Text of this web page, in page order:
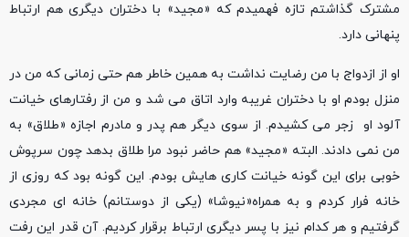
مشترک گذاشتم تازه فهمیدم که «مجید» با دختران دیگری هم ارتباط
پنهانی دارد.
او از ازدواج با من رضایت نداشت به همین خاطر هم حتی زمانی که من در
منزل بودم او با دختران غریبه وارد اتاق می شد و من از رفتارهای خیانت
آلود او زجر می کشیدم. از سوی دیگر هم پدر و مادرم اجازه «طلاق» به
من نمی دادند. البته «مجید» هم حاضر نبود مرا طلاق بدهد چون سرپوش
خوبی برای این گونه خیانت کاری هایش بودم. این گونه بود که روزی از
خانه فرار کردم و به همراه«نیوشا» (یکی از دوستانم) خانه ای مجردی
گرفتیم و هر کدام نیز با پسر دیگری ارتباط برقرار کردیم. آن قدر این رفت